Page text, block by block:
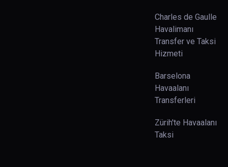
Charles de Gaulle
Havalimanı
Transfer ve Taksi
Hizmeti
Barselona
Havaalanı
Transferleri
Zürih'te Havaalanı
Taksi